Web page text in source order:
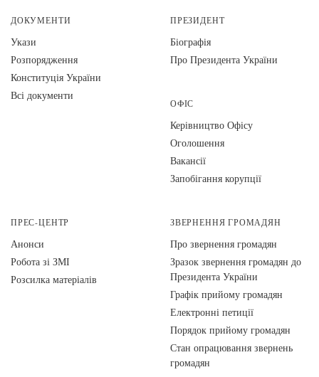
ДОКУМЕНТИ
Укази
Розпорядження
Конституція України
Всі документи
ПРЕЗИДЕНТ
Біографія
Про Президента України
ОФІС
Керівництво Офісу
Оголошення
Вакансії
Запобігання корупції
ПРЕС-ЦЕНТР
Анонси
Робота зі ЗМІ
Розсилка матеріалів
ЗВЕРНЕННЯ ГРОМАДЯН
Про звернення громадян
Зразок звернення громадян до
Президента України
Графік прийому громадян
Електронні петиції
Порядок прийому громадян
Стан опрацювання звернень
громадян